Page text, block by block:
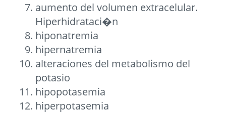
aumento del volumen extracelular.
Hiperhidrataci�n
hiponatremia
hipernatremia
alteraciones del metabolismo del
potasio
hipopotasemia
hiperpotasemia